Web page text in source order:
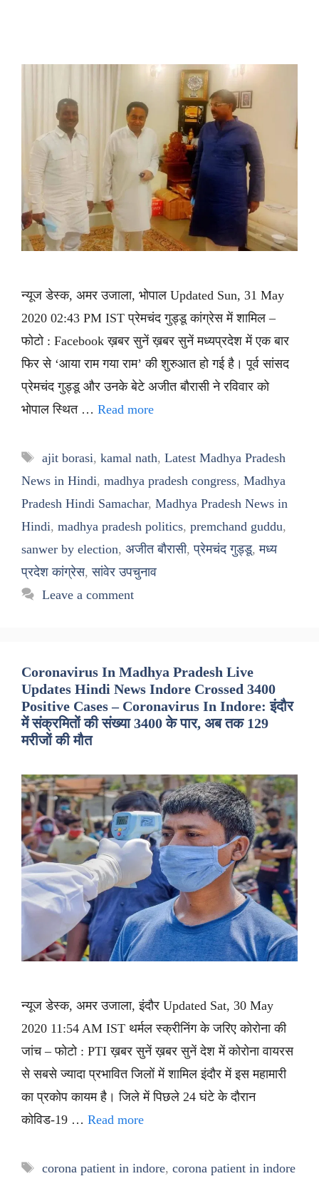
न्यूज डेस्क, अमर उजाला, भोपाल Updated Sun, 31 May
2020 02:43 PM IST प्रेमचंद गुड्डू कांग्रेस में शामिल –
फोटो : Facebook ख़बर सुनें ख़बर सुनें मध्यप्रदेश में एक बार
फिर से ‘आया राम गया राम’ की शुरुआत हो गई है। पूर्व सांसद
प्रेमचंद गुड्डू और उनके बेटे अजीत बौरासी ने रविवार को
भोपाल स्थित … Read more
Tags
ajit borasi, kamal nath, Latest Madhya Pradesh
News in Hindi, madhya pradesh congress, Madhya
Pradesh Hindi Samachar, Madhya Pradesh News in
Hindi, madhya pradesh politics, premchand guddu,
sanwer by election, अजीत बौरासी,प्रेमचंद गुड्डू,मध्य
प्रदेश कांग्रेस,सांवेर उपचुनाव
Leave a comment
Coronavirus In Madhya Pradesh Live
Updates Hindi News Indore Crossed 3400
Positive Cases – Coronavirus In Indore: इंदौर
में संक्रमितों की संख्या 3400 के पार, अब तक 129
मरीजों की मौत
न्यूज डेस्क, अमर उजाला, इंदौर Updated Sat, 30 May
2020 11:54 AM IST थर्मल स्क्रीनिंग के जरिए कोरोना की
जांच – फोटो : PTI ख़बर सुनें ख़बर सुनें देश में कोरोना वायरस
से सबसे ज्यादा प्रभावित जिलों में शामिल इंदौर में इस महामारी
का प्रकोप कायम है। जिले में पिछले 24 घंटे के दौरान
कोविड-19 … Read more
Tags
corona patient in indore, corona patient in indore